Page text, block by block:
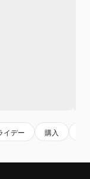
イデー 購入